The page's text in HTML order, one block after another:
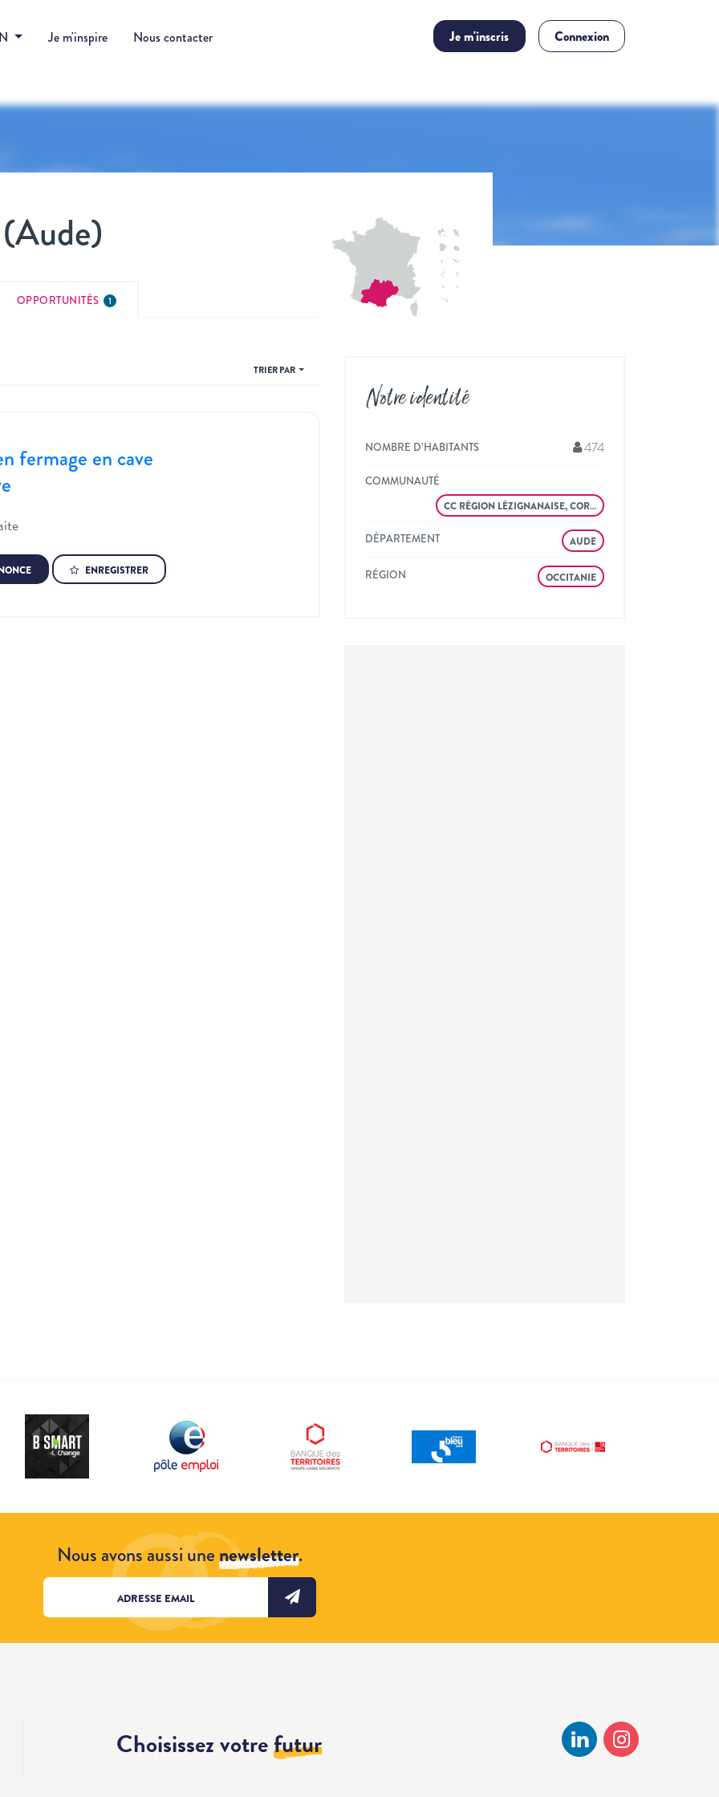
Je m'inspire Nous contacter Je m'inscris Connexion
OPPORTUNITÉS 1
TRIER PAR
fermage en cave
ENREGISTRER
Notre identité
NOMBRE D’HABITANTS 474
COMMUNAUTÉ
CC RÉGION LÉZIGNANAISE, COR…
DÉPARTEMENT AUDE
RÉGION OCCITANIE
Nous avons aussi unenewsletter.
Choisissez votrefutur